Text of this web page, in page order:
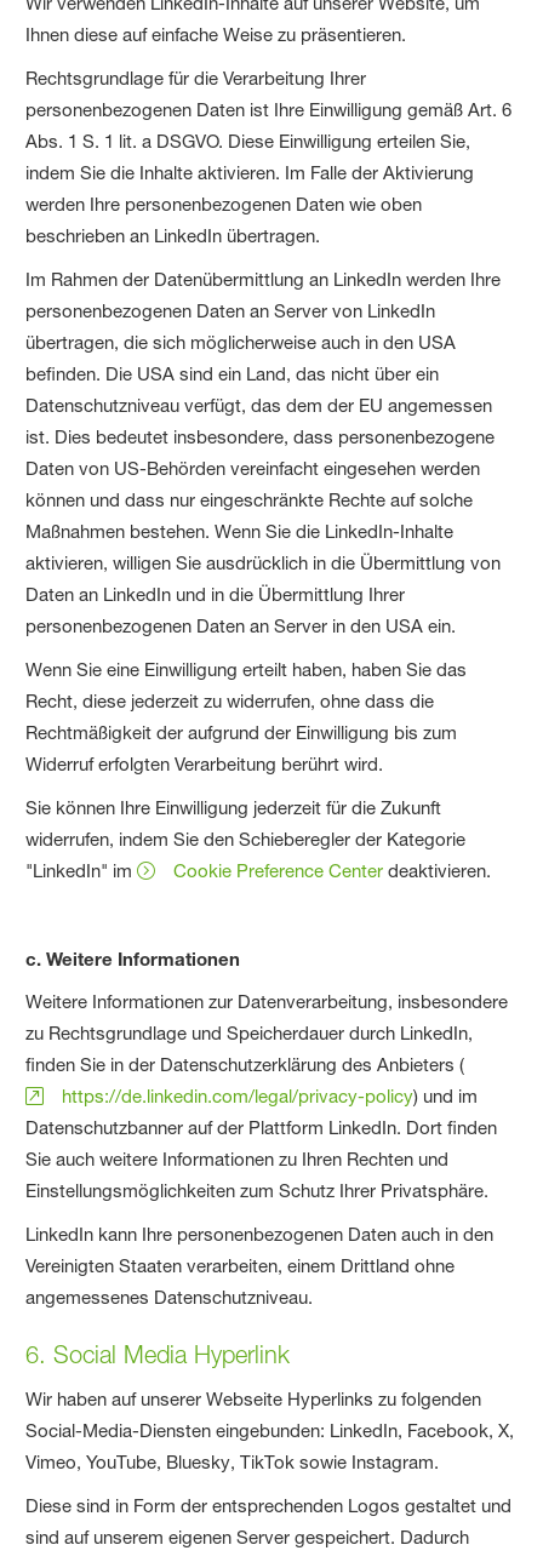
Ihnen diese auf einfache Weise zu präsentieren.
Rechtsgrundlage für die Verarbeitung Ihrer
personenbezogenen Daten ist Ihre Einwilligung gemäß Art. 6
Abs. 1 S. 1 lit. a DSGVO. Diese Einwilligung erteilen Sie,
indem Sie die Inhalte aktivieren. Im Falle der Aktivierung
werden Ihre personenbezogenen Daten wie oben
beschrieben an LinkedIn übertragen.
Im Rahmen der Datenübermittlung an LinkedIn werden Ihre
personenbezogenen Daten an Server von LinkedIn
übertragen, die sich möglicherweise auch in den USA
befinden. Die USA sind ein Land, das nicht über ein
Datenschutzniveau verfügt, das dem der EU angemessen
ist. Dies bedeutet insbesondere, dass personenbezogene
Daten von US-Behörden vereinfacht eingesehen werden
können und dass nur eingeschränkte Rechte auf solche
Maßnahmen bestehen. Wenn Sie die LinkedIn-Inhalte
aktivieren, willigen Sie ausdrücklich in die Übermittlung von
Daten an LinkedIn und in die Übermittlung Ihrer
personenbezogenen Daten an Server in den USA ein.
Wenn Sie eine Einwilligung erteilt haben, haben Sie das
Recht, diese jederzeit zu widerrufen, ohne dass die
Rechtmäßigkeit der aufgrund der Einwilligung bis zum
Widerruf erfolgten Verarbeitung berührt wird.
Sie können Ihre Einwilligung jederzeit für die Zukunft
widerrufen, indem Sie den Schieberegler der Kategorie
"LinkedIn" im
Cookie Preference Center deaktivieren.
c. Weitere Informationen
Weitere Informationen zur Datenverarbeitung, insbesondere
zu Rechtsgrundlage und Speicherdauer durch LinkedIn,
finden Sie in der Datenschutzerklärung des Anbieters (
https://de.linkedin.com/legal/privacy-policy) und im
Datenschutzbanner auf der Plattform LinkedIn. Dort finden
Sie auch weitere Informationen zu Ihren Rechten und
Einstellungsmöglichkeiten zum Schutz Ihrer Privatsphäre.
LinkedIn kann Ihre personenbezogenen Daten auch in den
Vereinigten Staaten verarbeiten, einem Drittland ohne
angemessenes Datenschutzniveau.
6. Social Media Hyperlink
Wir haben auf unserer Webseite Hyperlinks zu folgenden
Social-Media-Diensten eingebunden: LinkedIn, Facebook, X,
Vimeo, YouTube, Bluesky, TikTok sowie Instagram.
Diese sind in Form der entsprechenden Logos gestaltet und
sind auf unserem eigenen Server gespeichert. Dadurch